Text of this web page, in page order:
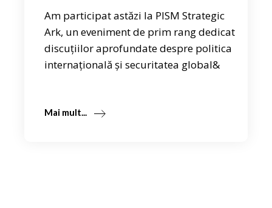
Am participat astăzi la PISM Strategic
Ark, un eveniment de prim rang dedicat
discuțiilor aprofundate despre politica
internațională și securitatea global&
Mai mult...